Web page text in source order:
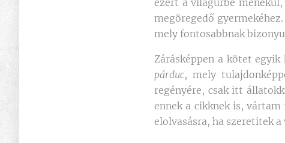
ezért a világűrbe
megöregedő
mely fontosabbnak
Zárásképpen a kötet
párduc, mely
regényére, csak itt
ennek a cikknek is,
elolvasásra, ha szeretitek